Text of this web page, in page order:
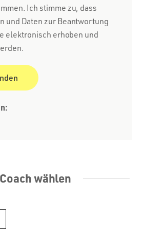
Ich stimme zu, dass
und Daten zur Beantwortung
elektronisch erhoben und
wählen